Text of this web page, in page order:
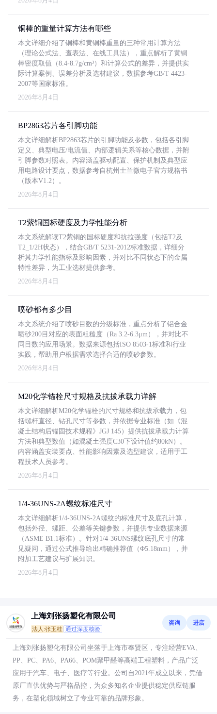
铜棒的重量计算方法有哪些
本文详细介绍了铜棒和黄铜棒重量的三种常用计算方法
（理论公式法、查表法、在线工具法），重点解析了黄铜
棒密度取值（8.4-8.7g/cm³）和计算公式的差异，并提供实
际计算案例、误差分析及选材建议，数据参考GB/T 4423-
2007等国家标准。
2026年8月4日
BP2863芯片各引脚功能
本文详细解析BP2863芯片的引脚功能及参数，包括各引脚
定义、典型电压/电流值、内部逻辑关系等核心数据，并附
引脚参数对照表。内容涵盖驱动配置、保护机制及典型应
用电路设计要点，数据参考自杭州士兰微电子官方规格书
（版本V1.2）。
2026年8月4日
T2紫铜国标硬度及力学性能分析
本文系统解读T2紫铜的国标硬度和抗拉强度（包括T2及
T2_1/2H状态），结合GB/T 5231-2012标准数据，详细分
析其力学性能指标及影响因素，并对比不同状态下的金属
特性差异，为工业选材提供参考。
2026年8月4日
喷砂都有多少目
本文系统介绍了喷砂目数的分级标准，重点分析了铝合金
喷砂200目对应的表面粗糙度（Ra 3.2-6.3μm），并对比不
同目数的应用场景。数据来源包括ISO 8503-1标准和行业
实践，帮助用户根据需求选择合适的喷砂参数。
2026年8月4日
M20化学锚栓尺寸规格及抗拔承载力详解
本文详细解析M20化学锚栓的尺寸规格和抗拔承载力，包
括螺杆直径、钻孔尺寸等参数，并依据专业标准（如《混
凝土结构后锚固技术规程》JGJ 145）提供抗拔承载力计算
方法和典型数值（如混凝土强度C30下设计值约80kN）。
内容涵盖安装要点、性能影响因素及选型建议，适用于工
程技术人员参考。
2026年8月4日
1/4-36UNS-2A螺纹标准尺寸
本文详细解析1/4-36UNS-2A螺纹的标准尺寸及底孔计算，
包括外径、螺距、公差等关键参数，并提供专业数据来源
（ASME B1.1标准）。针对1/4-36UNS螺纹底孔尺寸的常
见疑问，通过公式推导给出精确推荐值（Φ5.18mm），并
附加工艺建议与扩展知识。
2026年8月4日
上海刘张扬塑化有限公司
法人:张玉桂 通过深度核验
咨询 进店
上海刘张扬塑化有限公司坐落于上海市奉贤区，专注经营EVA、
PP、PC、PA6、PA66、POM聚甲醛等高端工程塑料，产品广泛
应用于汽车、电子、医疗等行业。公司自2021年成立以来，凭借
原厂直供优势与严格品控，为众多知名企业提供稳定供应链服
务，在塑化领域树立了专业可靠的品牌形象。